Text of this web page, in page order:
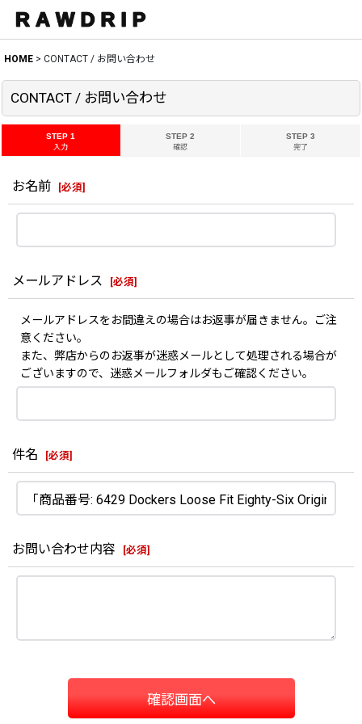
HOME > CONTACT / お問い合わせ
CONTACT / お問い合わせ
STEP 1
入力
STEP 2
確認
STEP 3
完了
お名前 [必須]
メールアドレス [必須]
メールアドレスをお間違えの場合はお返事が届きません。ご注
意ください。
また、弊店からのお返事が迷惑メールとして処理される場合が
ございますので、迷惑メールフォルダもご確認ください。
件名 [必須]
お問い合わせ内容 [必須]
確認画面へ